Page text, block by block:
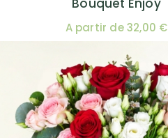
Bouquet Enjoy
A partir de 32,00 €